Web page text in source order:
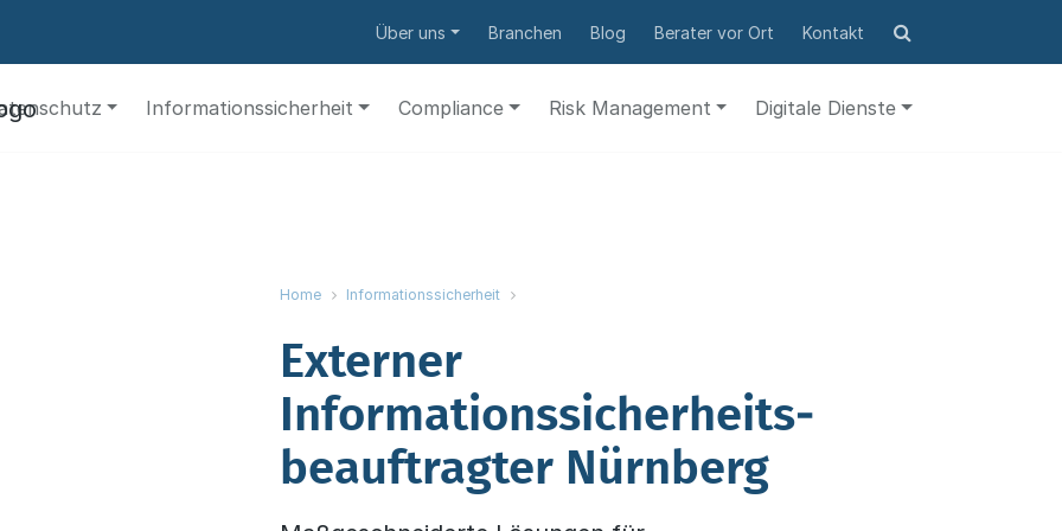
Über uns Branchen Blog Berater vor Ort Kontakt
öffnen
Informationssicherheit Compliance Risk Management Digitale Dienste
Home Informationssicherheit
Externer
Informationssicherheits­
beauftragter Nürnberg